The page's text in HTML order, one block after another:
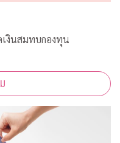
งินสมทบกองทุน